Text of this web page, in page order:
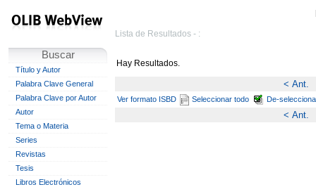
Buscar
Título y Autor
Palabra Clave General
Palabra Clave por Autor
Autor
Tema o Materia
Series
Revistas
Tesis
Libros Electrónicos
Lista de Resultados - :
Hay Resultados.
< Ant.
Ver formato ISBD Seleccionar todo De-
< Ant.